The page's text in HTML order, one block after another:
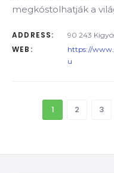
megkóstolhatják a
ADDRESS: 90 243
WEB:
https://
u
1 2 3